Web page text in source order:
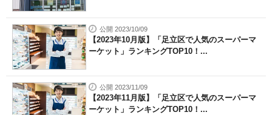
公開 2023/10/09
【2023年10月版】「足立区で人気のスーパーマ
ーケット」ランキングTOP10！...
公開 2023/11/09
【2023年11月版】「足立区で人気のスーパーマ
ーケット」ランキングTOP10！...